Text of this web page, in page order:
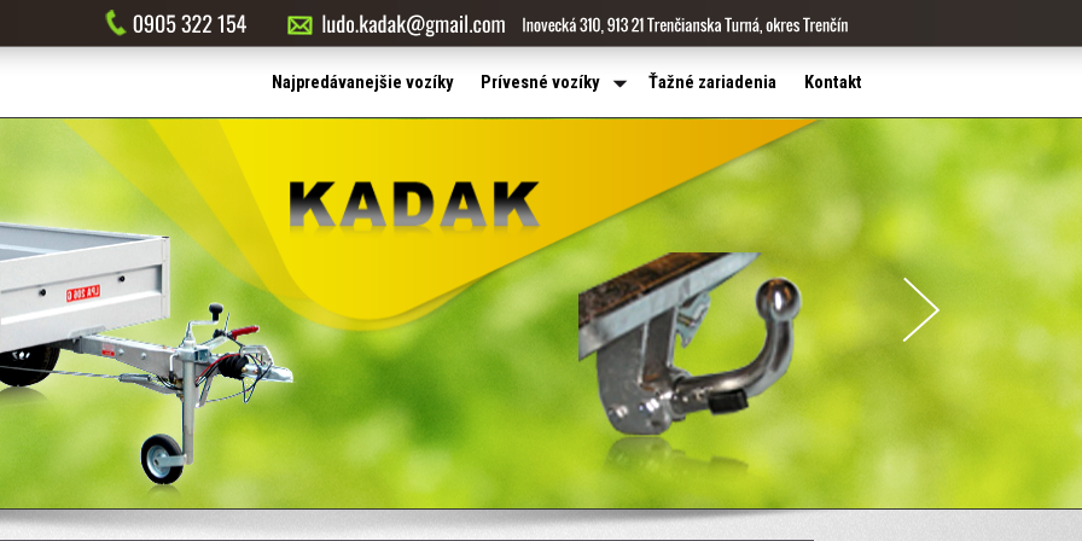
Najpredávanejšie vozíky Prívesné vozíky Ťažné zariadenia Kontakt